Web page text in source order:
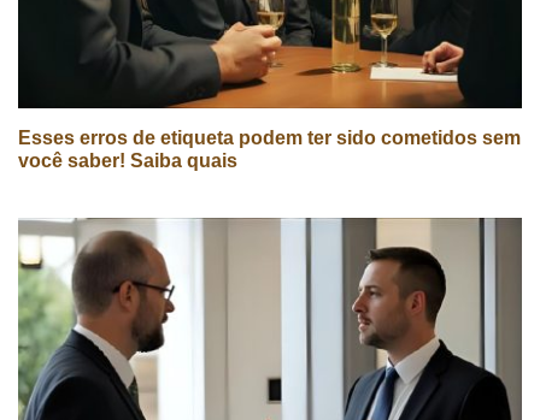
Esses erros de etiqueta podem ter sido cometidos sem
você saber! Saiba quais